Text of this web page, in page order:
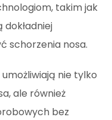
takim jak
schorzenia nosa.
nie tylko
ale również
bez